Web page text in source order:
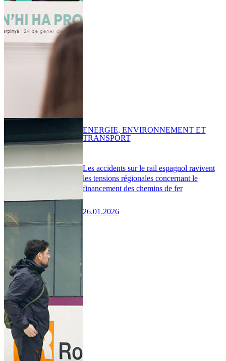
Les accidents sur le rail espagnol ravivent
les tensions régionales concernant le
financement des chemins de fer
26.01.2026
ENERGIE, ENVIRONNEMENT ET
TRANSPORT